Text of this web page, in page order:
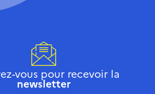
vous pour recevoir la
newsletter